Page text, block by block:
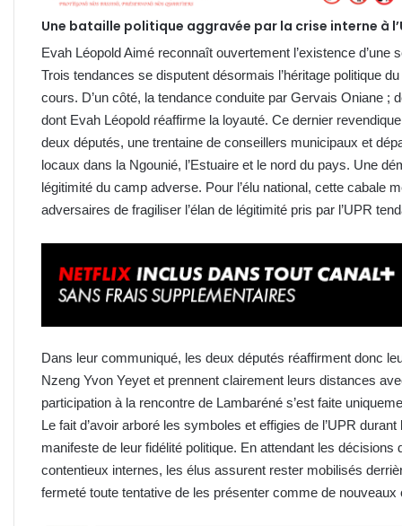
Une bataille politique aggravée par la crise interne à
Evah Léopold Aimé reconnaît ouvertement l’existence
Trois tendances se disputent désormais l’héritage politique
cours. D’un côté, la tendance conduite par Gervais Oniane ;
dont Evah Léopold réaffirme la loyauté. Ce dernier
deux députés, une trentaine de conseillers municipaux et
locaux dans la Ngounié, l’Estuaire et le nord du pays. Une
légitimité du camp adverse. Pour l’élu national, cette cabale
adversaires de fragiliser l’élan de légitimité pris par l’UPR
Dans leur communiqué, les deux députés réaffirment donc
Nzeng Yvon Yeyet et prennent clairement leurs distances
participation à la rencontre de Lambaréné s’est faite
Le fait d’avoir arboré les symboles et effigies de l’UPR
manifeste de leur fidélité politique. En attendant les
contentieux internes, les élus assurent rester mobilisés
fermeté toute tentative de les présenter comme de nouveaux